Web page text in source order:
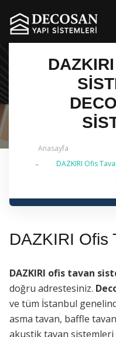
Anasayfa
DAZKIRI Ofis
✔ 2026 Güncel —
DAZKIRI Ofis
DAZKIRI ofis tavan
doğru adrestesiniz.
ve tüm İstanbul
asma tavan, baffle
akustik tavan sistemleri